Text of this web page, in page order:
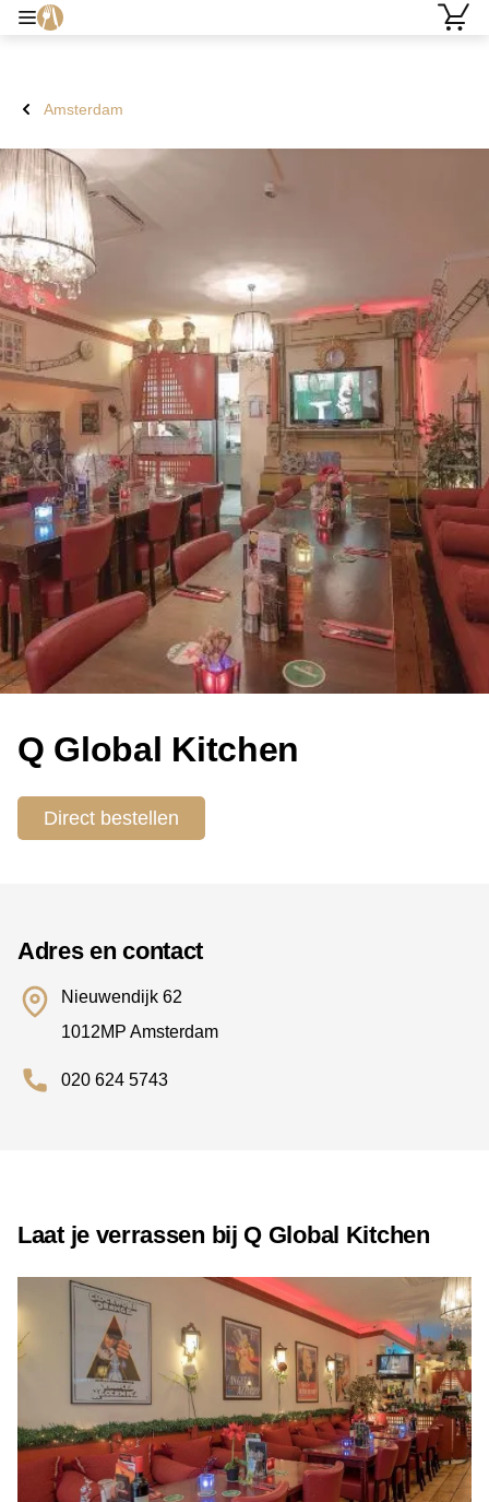
Amsterdam
Q Global Kitchen
Direct bestellen
Adres en contact
Nieuwendijk 62
1012MP Amsterdam
020 624 5743
Laat je verrassen bij Q Global Kitchen